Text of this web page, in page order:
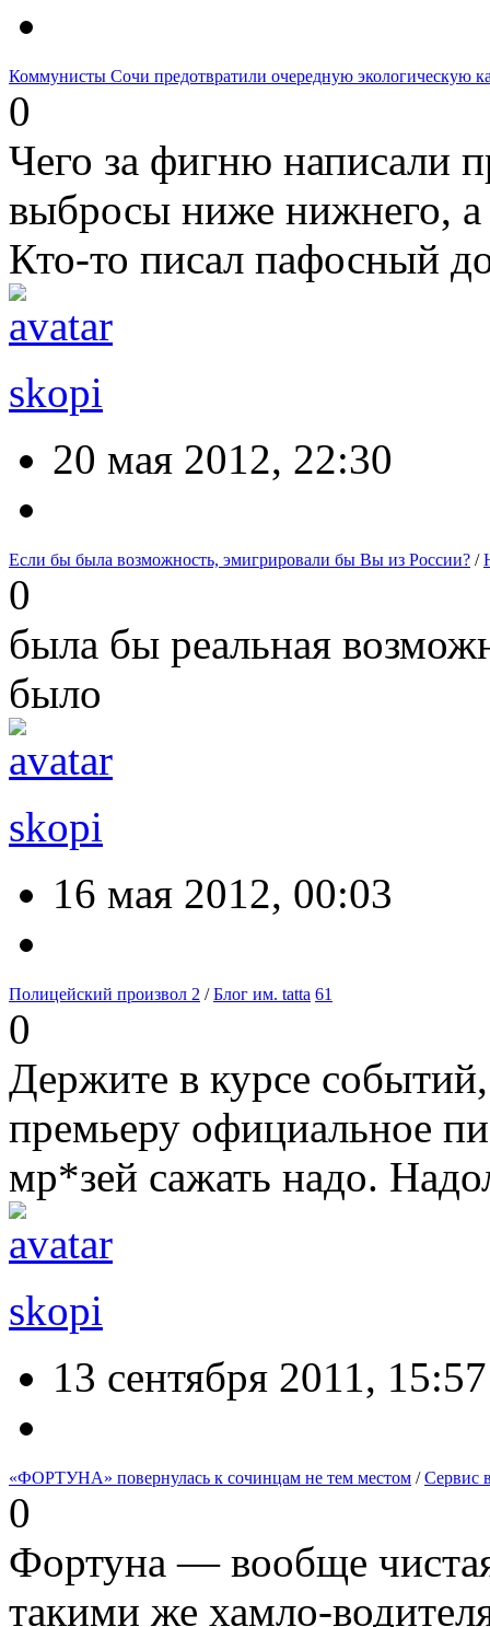
Коммунисты Сочи предотвратили очередную экологическую
0
Чего за фигню
выбросы ниже нижнего, а
Кто-то писал пафосный
skopi
20 мая 2012, 22:30
Если бы была возможность, эмигрировали бы Вы из России? /
0
была бы реальная
было
skopi
16 мая 2012, 00:03
Полицейский произвол 2 /Блог им. tatta 61
0
Держите в курсе
премьеру официальное
мр*зей сажать надо.
skopi
13 сентября 2011, 15:57
«ФОРТУНА» повернулась к сочинцам не тем местом /Сервис
0
Фортуна — вообще
такими же хамло-